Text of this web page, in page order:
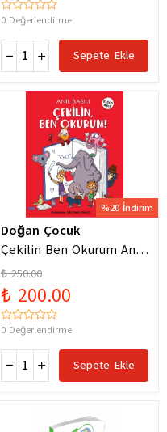
0 Değerlendirme
Sepete Ekle
%20 İndirim
Doğan Çocuk
Çekilin Ben Okurum Anıl
Basılı Eğlenceli
Hikayeler
₺ 250.00
₺ 200.00
0 Değerlendirme
Sepete Ekle